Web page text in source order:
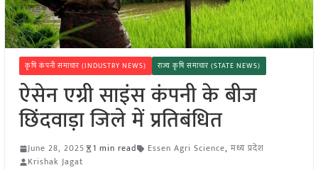
कृषि कंपनी समाचार (INDUSTRY NEWS) राज्य कृषि समाचार (STATE NEWS)
ऐसेन एग्री साइंस कंपनी के बीज
छिंदवाड़ा जिले में प्रतिबंधित
June 28, 2025 1 min read Essen Agri Science, मध्य प्रदेश
Krishak Jagat